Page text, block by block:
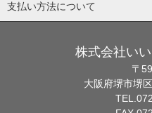
支払い方法について
株式会社い
〒
大阪府堺市堺